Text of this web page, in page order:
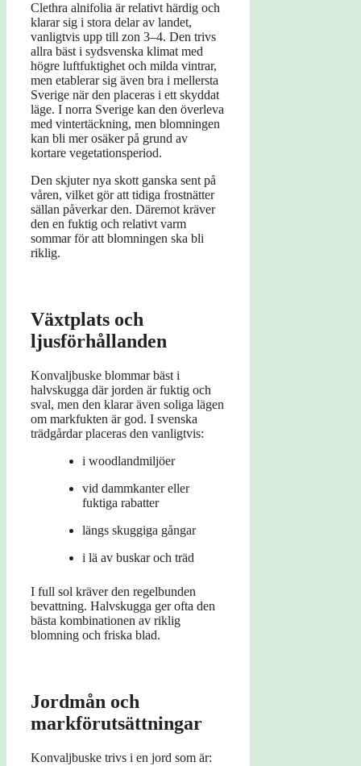
Clethra alnifolia är relativt härdig och
klarar sig i stora delar av landet,
vanligtvis upp till zon 3–4. Den trivs
allra bäst i sydsvenska klimat med
högre luftfuktighet och milda vintrar,
men etablerar sig även bra i mellersta
Sverige när den placeras i ett skyddat
läge. I norra Sverige kan den överleva
med vintertäckning, men blomningen
kan bli mer osäker på grund av
kortare vegetationsperiod.
Den skjuter nya skott ganska sent på
våren, vilket gör att tidiga frostnätter
sällan påverkar den. Däremot kräver
den en fuktig och relativt varm
sommar för att blomningen ska bli
riklig.
Växtplats och
ljusförhållanden
Konvaljbuske blommar bäst i
halvskugga där jorden är fuktig och
sval, men den klarar även soliga lägen
om markfukten är god. I svenska
trädgårdar placeras den vanligtvis:
i woodlandmiljöer
vid dammkanter eller
fuktiga rabatter
längs skuggiga gångar
i lä av buskar och träd
I full sol kräver den regelbunden
bevattning. Halvskugga ger ofta den
bästa kombinationen av riklig
blomning och friska blad.
Jordmån och
markförutsättningar
Konvaljbuske trivs i en jord som är: